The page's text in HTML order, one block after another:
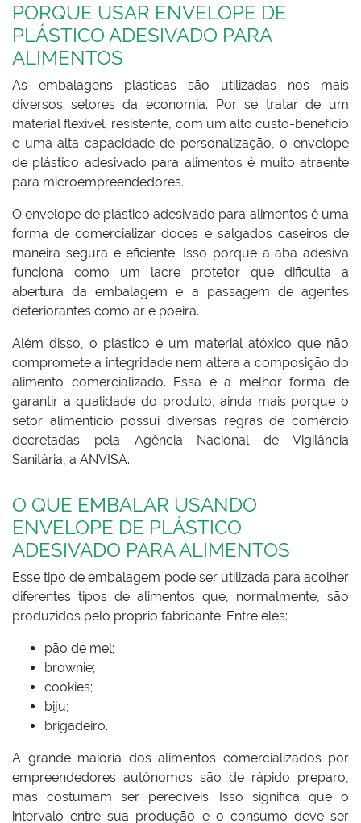
PORQUE USAR ENVELOPE DE
PLÁSTICO ADESIVADO PARA
ALIMENTOS
As embalagens plásticas são utilizadas nos mais
diversos setores da economia. Por se tratar de um
material flexível, resistente, com um alto custo-benefício
e uma alta capacidade de personalização, o envelope
de plástico adesivado para alimentos é muito atraente
para microempreendedores.
O envelope de plástico adesivado para alimentos é uma
forma de comercializar doces e salgados caseiros de
maneira segura e eficiente. Isso porque a aba adesiva
funciona como um lacre protetor que dificulta a
abertura da embalagem e a passagem de agentes
deteriorantes como ar e poeira.
Além disso, o plástico é um material atóxico que não
compromete a integridade nem altera a composição do
alimento comercializado. Essa é a melhor forma de
garantir a qualidade do produto, ainda mais porque o
setor alimentício possui diversas regras de comércio
decretadas pela Agência Nacional de Vigilância
Sanitária, a ANVISA.
O QUE EMBALAR USANDO
ENVELOPE DE PLÁSTICO
ADESIVADO PARA ALIMENTOS
Esse tipo de embalagem pode ser utilizada para acolher
diferentes tipos de alimentos que, normalmente, são
produzidos pelo próprio fabricante. Entre eles:
pão de mel;
brownie;
cookies;
biju;
brigadeiro.
A grande maioria dos alimentos comercializados por
empreendedores autônomos são de rápido preparo,
mas costumam ser perecíveis. Isso significa que o
intervalo entre sua produção e o consumo deve ser